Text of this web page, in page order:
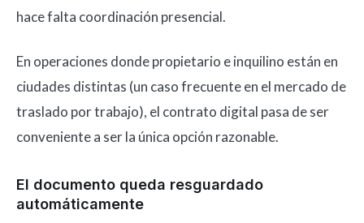
hace falta coordinación presencial.
En operaciones donde propietario e inquilino están en
ciudades distintas (un caso frecuente en el mercado de
traslado por trabajo), el contrato digital pasa de ser
conveniente a ser la única opción razonable.
El documento queda resguardado
automáticamente